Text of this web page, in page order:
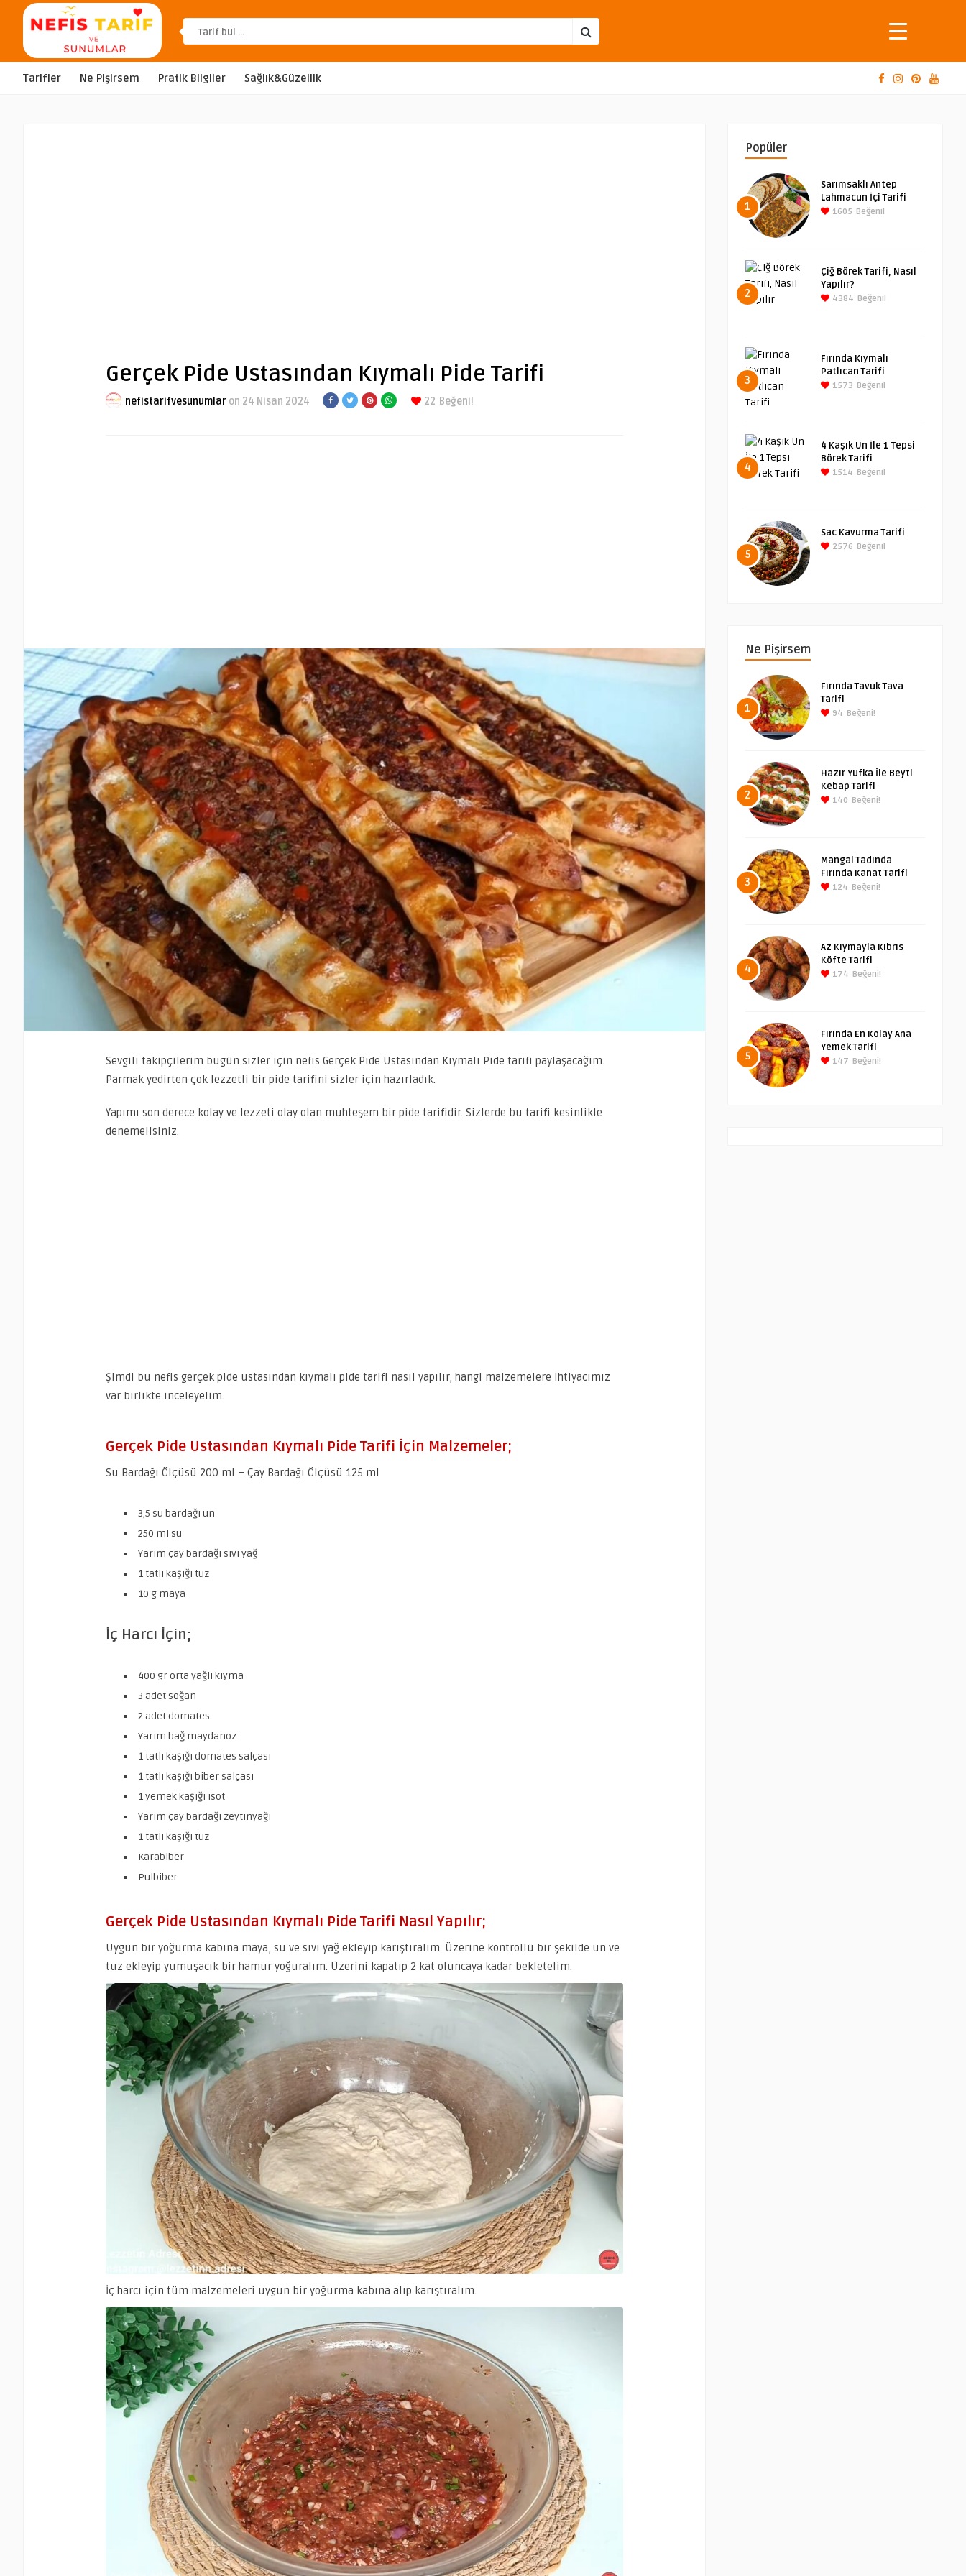
Tarifler Ne Pişirsem Pratik Bilgiler Sağlık&Güzellik
Gerçek Pide Ustasından Kıymalı Pide Tarifi
nefistarifvesunumlar on 24 Nisan 2024 22 Beğeni!
Sevgili takipçilerim bugün sizler için nefis Gerçek Pide Ustasından Kıymalı Pide tarifi paylaşacağım.
Parmak yedirten çok lezzetli bir pide tarifini sizler için hazırladık.
Yapımı son derece kolay ve lezzeti olay olan muhteşem bir pide tarifidir. Sizlerde bu tarifi kesinlikle
denemelisiniz.
Şimdi bu nefis gerçek pide ustasından kıymalı pide tarifi nasıl yapılır, hangi malzemelere ihtiyacımız
var birlikte inceleyelim.
Gerçek Pide Ustasından Kıymalı Pide Tarifi İçin Malzemeler;
Su Bardağı Ölçüsü 200 ml – Çay Bardağı Ölçüsü 125 ml
3,5 su bardağı un
250 ml su
Yarım çay bardağı sıvı yağ
1 tatlı kaşığı tuz
10 g maya
İç Harcı İçin;
400 gr orta yağlı kıyma
3 adet soğan
2 adet domates
Yarım bağ maydanoz
1 tatlı kaşığı domates salçası
1 tatlı kaşığı biber salçası
1 yemek kaşığı isot
Yarım çay bardağı zeytinyağı
1 tatlı kaşığı tuz
Karabiber
Pulbiber
Gerçek Pide Ustasından Kıymalı Pide Tarifi Nasıl Yapılır;
Uygun bir yoğurma kabına maya, su ve sıvı yağ ekleyip karıştıralım. Üzerine kontrollü bir şekilde un ve
tuz ekleyip yumuşacık bir hamur yoğuralım. Üzerini kapatıp 2 kat oluncaya kadar bekletelim.
İç harcı için tüm malzemeleri uygun bir yoğurma kabına alıp karıştıralım.
Popüler
1
Sarımsaklı Antep
Lahmacun İçi Tarifi
1605 Beğeni!
2
Çiğ Börek Tarifi, Nasıl
Yapılır?
4384 Beğeni!
3
Fırında Kıymalı
Patlıcan Tarifi
1573 Beğeni!
4
4 Kaşık Un İle 1 Tepsi
Börek Tarifi
1514 Beğeni!
5
Sac Kavurma Tarifi
2576 Beğeni!
Ne Pişirsem
1
Fırında Tavuk Tava
Tarifi
94 Beğeni!
2
Hazır Yufka İle Beyti
Kebap Tarifi
140 Beğeni!
3
Mangal Tadında
Fırında Kanat Tarifi
124 Beğeni!
4
Az Kıymayla Kıbrıs
Köfte Tarifi
174 Beğeni!
5
Fırında En Kolay Ana
Yemek Tarifi
147 Beğeni!